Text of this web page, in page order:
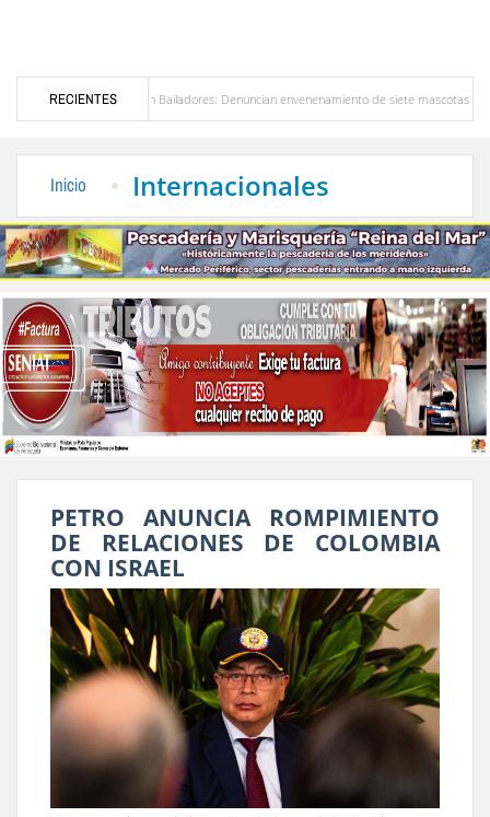
RECIENTES
en Bailadores: Denuncian envenenamiento de siete mascotas en El Rincón de La
Inicio Internacionales
PETRO ANUNCIA ROMPIMIENTO
DE RELACIONES DE COLOMBIA
CON ISRAEL